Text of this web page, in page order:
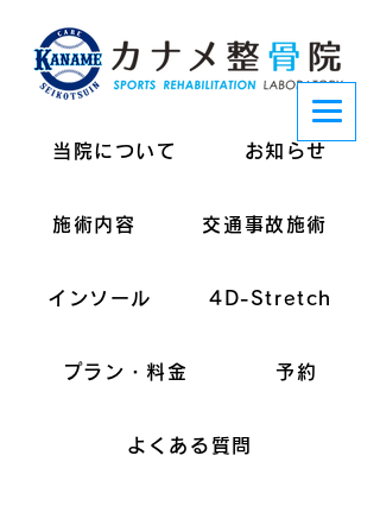
当院について お知らせ
施術内容 交通事故施術
インソール 4D-Stretch
プラン・料金 予約
よくある質問